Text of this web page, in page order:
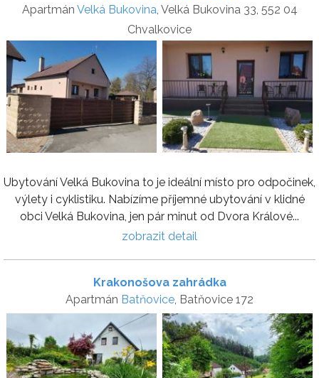
Apartmán Velká Bukovina, Velká Bukovina 33, 552 04
Chvalkovice
Ubytování Velká Bukovina to je ideální místo pro odpočinek,
výlety i cyklistiku. Nabízíme příjemné ubytování v klidné
obci Velká Bukovina, jen pár minut od Dvora Králové...
zobrazit detail
Krakonošova zahrádka
Apartmán Batňovice, Batňovice 172